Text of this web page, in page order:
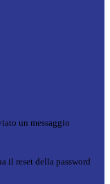
un messaggio
il reset della password